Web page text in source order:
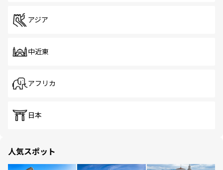
アジア
中近東
アフリカ
日本
人気スポット